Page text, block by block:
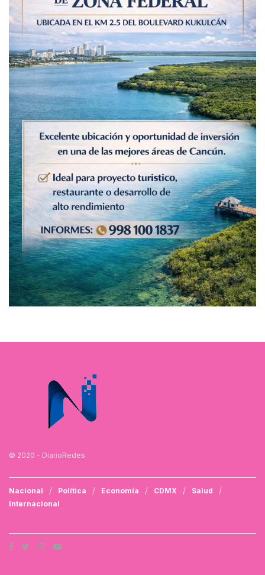
© 2020 - DiarioRedes
Nacional Política Economía CDMX
Salud
Internacional